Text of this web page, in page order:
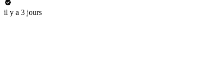
il y a 3 jours